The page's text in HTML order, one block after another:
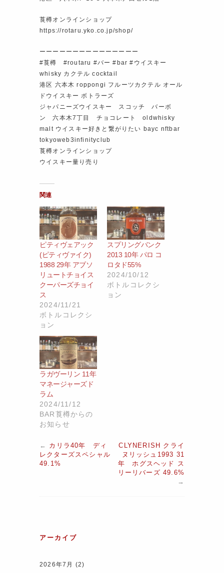
莨樽オンラインショップ
https://rotaru.yko.co.jp/shop/
ーーーーーーーーーーーーーーー
#莨樽 #routaru #バー #bar #ウイスキー
whisky カクテル cocktail
港区 六本木 roppongi フルーツカクテル オール
ドウイスキー ボトラーズ
ジャパニーズウイスキー スコッチ バーボ
ン 六本木7丁目 チョコレート oldwhisky
malt ウイスキー好きと繋がりたい bayc nftbar
tokyoweb3infinityclub
莨樽オンラインショップ
ウイスキー量り売り
関連
ピティヴェアック
(ピティヴァイク)
1988 29年 アブソ
リュートチョイス
クーパーズチョイ
ス
2024/11/21
ボトルコレクシ
ョン
スプリングバンク
2013 10年 パロ コ
ロタド55%
2024/10/12
ボトルコレクシ
ョン
ラガヴーリン 11年
マネージャーズド
ラム
2024/11/12
BAR莨樽からの
お知らせ
← カリラ40年 ディ
レクターズスペシャル
49.1%
CLYNERISH クライ
ヌリッシュ1993 31
年 ホグスヘッド ス
リーリバーズ 49.6%
→
アーカイブ
2026年7月 (2)